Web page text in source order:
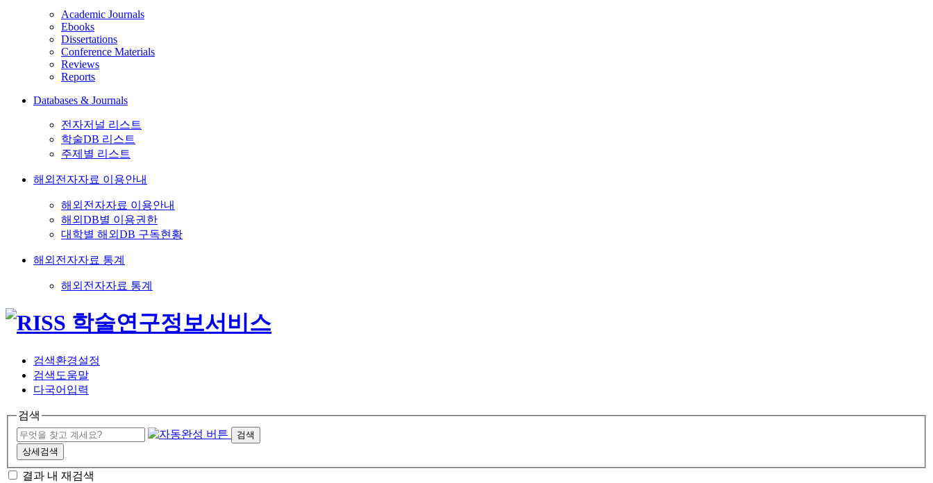
Academic Journals
Ebooks
Dissertations
Conference Materials
Reviews
Reports
Databases & Journals
전자저널 리스트
학술DB 리스트
주제별 리스트
해외전자자료 이용안내
해외전자자료 이용안내
해외DB별 이용권한
대학별 해외DB 구독현황
해외전자자료 통계
해외전자자료 통계
검색환경설정
검색도움말
다국어입력
검색
검색
상세검색
결과 내 재검색